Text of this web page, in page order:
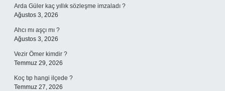
Arda Güler kaç yıllık sözleşme imzaladı ?
Ağustos 3, 2026
Ahcı mı aşçı mı ?
Ağustos 3, 2026
Vezir Ömer kimdir ?
Temmuz 29, 2026
Koç tıp hangi ilçede ?
Temmuz 27, 2026